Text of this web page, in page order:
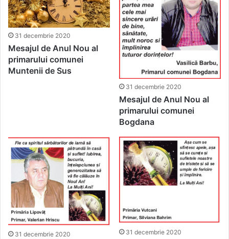
31 decembrie 2020
Mesajul de Anul Nou al
primarului comunei
Muntenii de Sus
31 decembrie 2020
Mesajul de Anul Nou al
primarului comunei
Bogdana
31 decembrie 2020 31 decembrie 2020